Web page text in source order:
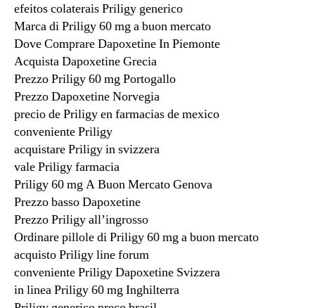
efeitos colaterais Priligy generico
Marca di Priligy 60 mg a buon mercato
Dove Comprare Dapoxetine In Piemonte
Acquista Dapoxetine Grecia
Prezzo Priligy 60 mg Portogallo
Prezzo Dapoxetine Norvegia
precio de Priligy en farmacias de mexico
conveniente Priligy
acquistare Priligy in svizzera
vale Priligy farmacia
Priligy 60 mg A Buon Mercato Genova
Prezzo basso Dapoxetine
Prezzo Priligy all’ingrosso
Ordinare pillole di Priligy 60 mg a buon mercato
acquisto Priligy line forum
conveniente Priligy Dapoxetine Svizzera
in linea Priligy 60 mg Inghilterra